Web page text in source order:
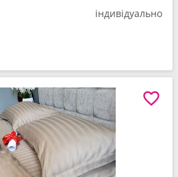
індивідуально